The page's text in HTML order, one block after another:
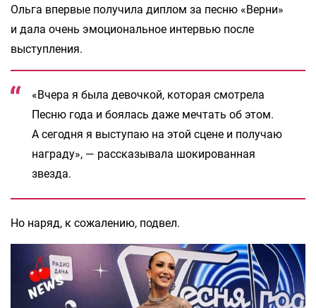
Ольга впервые получила диплом за песню «Верни»
и дала очень эмоциональное интервью после
выступления.
«Вчера я была девочкой, которая смотрела
Песню года и боялась даже мечтать об этом.
А сегодня я выступаю на этой сцене и получаю
награду», — рассказывала шокированная
звезда.
Но наряд, к сожалению, подвел.